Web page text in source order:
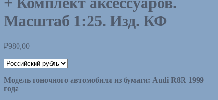
Масштаб 1:25. Изд. КФ
₽980,00
Модель гоночного автомобиля из бумаги: Audi R8R 1999
года